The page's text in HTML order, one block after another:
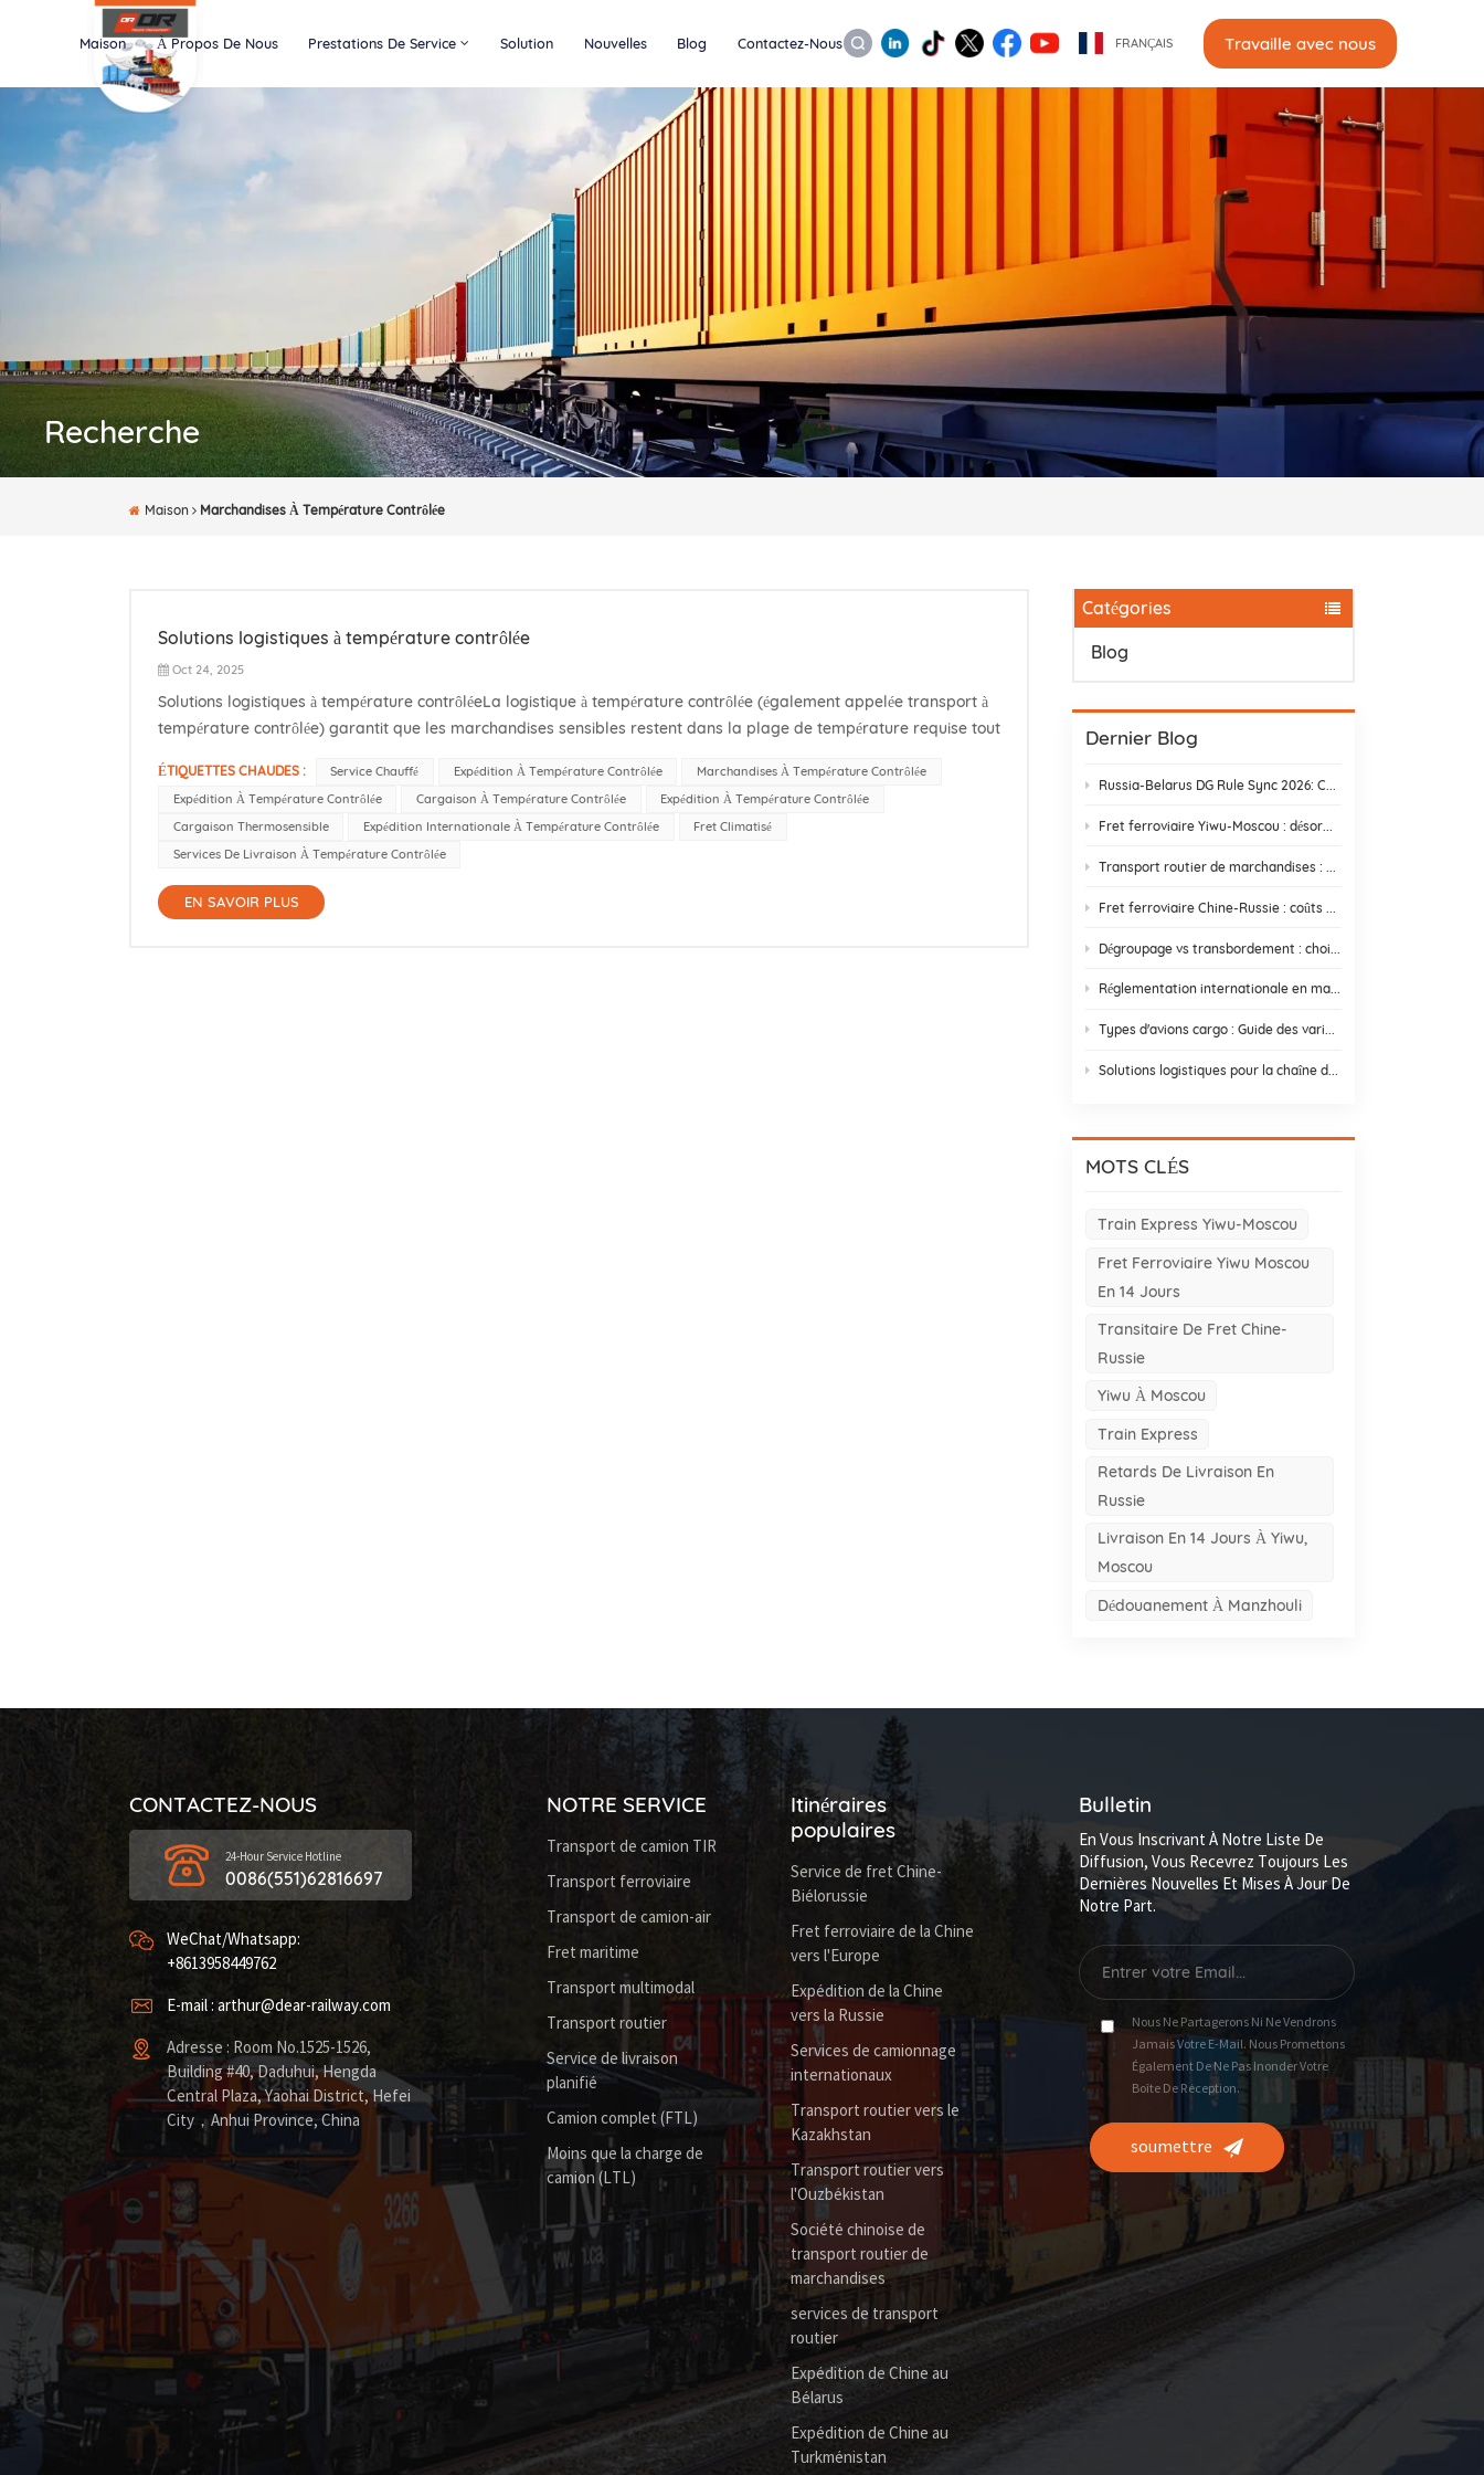
Maison À Propos De Nous Prestations De Service Solution Nouvelles Blog Contactez-Nous FRANÇAIS Travaille avec nous
Recherche
Maison Marchandises À Température Contrôlée
Catégories
Blog
Dernier Blog
Réglementation internationale en matière d'expédition et de conformité e-commerce | DR Trans
Types d'avions cargo : Guide des variantes d'avions cargo pour le commerce Asie-Europe
Solutions logistiques pour la chaîne du froid : 9 éléments essentiels et stratégies de conception
MOTS CLÉS
Train Express Yiwu-Moscou
Fret Ferroviaire Yiwu Moscou
En 14 Jours
Transitaire De Fret Chine-
Russie
Yiwu À Moscou
Train Express
Retards De Livraison En
Russie
Livraison En 14 Jours À Yiwu,
Moscou
Dédouanement À Manzhouli
Solutions logistiques à température contrôlée
Oct 24, 2025
Solutions logistiques à température contrôléeLa logistique à température contrôlée (également appelée transport à
température contrôlée) garantit que les marchandises sensibles restent dans la plage de température requise tout
ÉTIQUETTES CHAUDES : Service Chauffé Expédition À Température Contrôlée
Marchandises À Température Contrôlée
Expédition À Température Contrôlée
Cargaison À Température Contrôlée
Expédition À Température Contrôlée
Cargaison Thermosensible
Expédition Internationale À Température Contrôlée
Fret Climatisé
Services De Livraison À Température Contrôlée
EN SAVOIR PLUS
CONTACTEZ-NOUS
24-Hour Service Hotline
0086(551)62816697
WeChat/Whatsapp:
+8613958449762
E-mail : arthur@dear-railway.com
Adresse : Room No.1525-1526,
Building #40, Daduhui, Hengda
Central Plaza, Yaohai District, Hefei
City，Anhui Province, China
NOTRE SERVICE
Transport de camion TIR
Transport ferroviaire
Transport de camion-air
Fret maritime
Transport multimodal
Transport routier
Service de livraison
planifié
Camion complet (FTL)
Moins que la charge de
camion (LTL)
Itinéraires
populaires
Service de fret Chine-
Biélorussie
Fret ferroviaire de la Chine
vers l'Europe
Expédition de la Chine
vers la Russie
Services de camionnage
internationaux
Transport routier vers le
Kazakhstan
Transport routier vers
l'Ouzbékistan
Société chinoise de
transport routier de
marchandises
services de transport
routier
Expédition de Chine au
Bélarus
Expédition de Chine au
Turkménistan
Bulletin
En Vous Inscrivant À Notre Liste De
Diffusion, Vous Recevrez Toujours Les
Dernières Nouvelles Et Mises À Jour De
Notre Part.
Nous Ne Partagerons Ni Ne Vendrons
Jamais Votre E-Mail. Nous Promettons
Également De Ne Pas Inonder Votre
Boîte De Réception.
soumettre